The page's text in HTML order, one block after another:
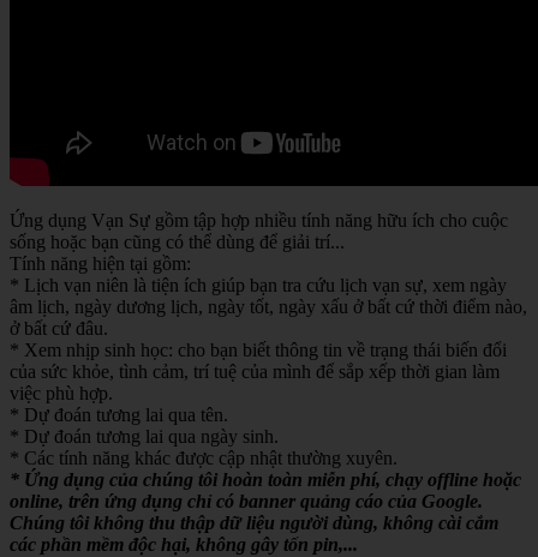
Ứng dụng Vạn Sự gồm tập hợp nhiều tính năng hữu ích cho cuộc
sống hoặc bạn cũng có thể dùng để giải trí...
Tính năng hiện tại gồm:
* Lịch vạn niên là tiện ích giúp bạn tra cứu lịch vạn sự, xem ngày
âm lịch, ngày dương lịch, ngày tốt, ngày xấu ở bất cứ thời điểm nào,
ở bất cứ đâu.
* Xem nhịp sinh học: cho bạn biết thông tin về trạng thái biến đổi
của sức khỏe, tình cảm, trí tuệ của mình để sắp xếp thời gian làm
việc phù hợp.
* Dự đoán tương lai qua tên.
* Dự đoán tương lai qua ngày sinh.
* Các tính năng khác được cập nhật thường xuyên.
* Ứng dụng của chúng tôi hoàn toàn miễn phí, chạy offline hoặc
online, trên ứng dụng chỉ có banner quảng cáo của Google.
Chúng tôi không thu thập dữ liệu người dùng, không cài cắm
các phần mềm độc hại, không gây tốn pin,...